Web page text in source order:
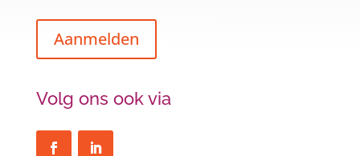
Aanmelden
Volg ons ook via